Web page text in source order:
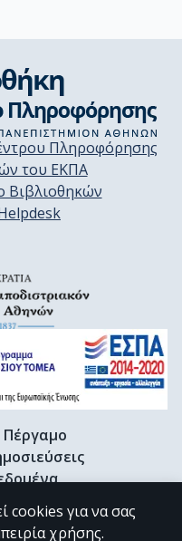
Πληροφόρησης
του ΕΚΠΑ
Βιβλιοθηκών
Πέργαμο
βιβλιογραφία
cookies για να σας
χρήσης.